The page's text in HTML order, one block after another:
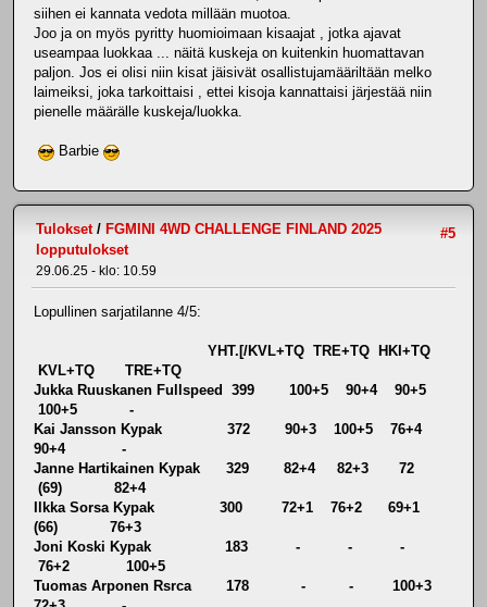
siihen ei kannata vedota millään muotoa.
Joo ja on myös pyritty huomioimaan kisaajat , jotka ajavat
useampaa luokkaa ... näitä kuskeja on kuitenkin huomattavan
paljon. Jos ei olisi niin kisat jäisivät osallistujamääriltään melko
laimeiksi, joka tarkoittaisi , ettei kisoja kannattaisi järjestää niin
pienelle määrälle kuskeja/luokka.
Barbie
#5
Tulokset/ FGMINI 4WD CHALLENGE FINLAND 2025
lopputulokset
29.06.25 - klo: 10.59
Lopullinen sarjatilanne 4/5:
YHT.[/KVL+TQ TRE+TQ HKI+TQ
KVL+TQ TRE+TQ
Jukka Ruuskanen Fullspeed 399 100+5 90+4 90+5
100+5 -
Kai Jansson Kypak 372 90+3 100+5 76+4
90+4 -
Janne Hartikainen Kypak 329 82+4 82+3 72
(69) 82+4
Ilkka Sorsa Kypak 300 72+1 76+2 69+1
(66) 76+3
Joni Koski Kypak 183 - - -
76+2 100+5
Tuomas Arponen Rsrca 178 - - 100+3